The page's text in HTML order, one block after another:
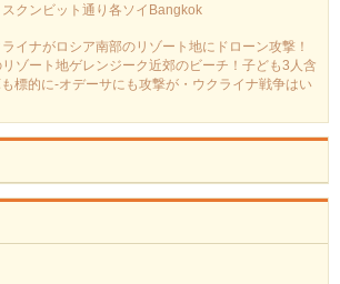
クンビット通り各ソイBangkok
イナがロシア南部のリゾート地にドローン攻撃！
ゾート地ゲレンジーク近郊のビーチ！子ども3人含
標的に‐オデーサにも攻撃が・ウクライナ戦争はい